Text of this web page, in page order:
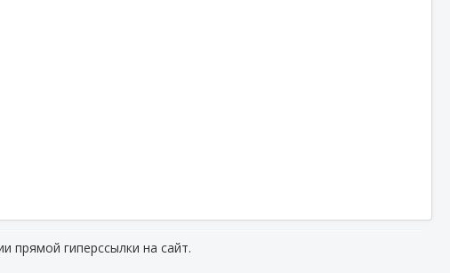
прямой гиперссылки на сайт.